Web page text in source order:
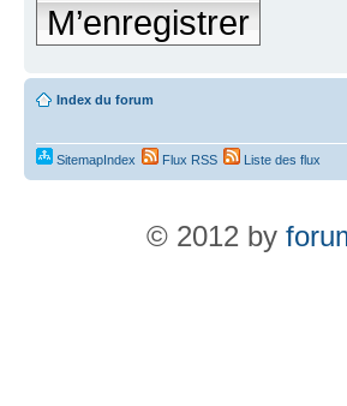
M’enregistrer
Index du forum
SitemapIndex Flux RSS Liste des flux
© 2012 by